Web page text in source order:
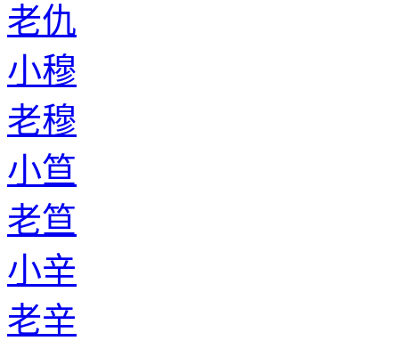
老仇
小穆
老穆
小笪
老笪
小辛
老辛